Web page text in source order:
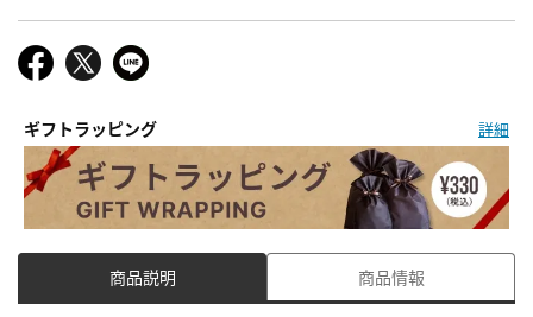
ギフトラッピング 詳細
商品説明 商品情報